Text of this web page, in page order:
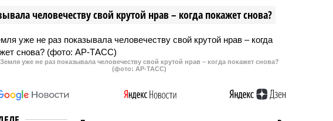
партийных делегатов.
человечеству свой крутой нрав – когда покажет снова?
Земля уже не раз показывала человечеству свой крутой нрав – когда покажет снова?
(фото: АР-ТАСС)